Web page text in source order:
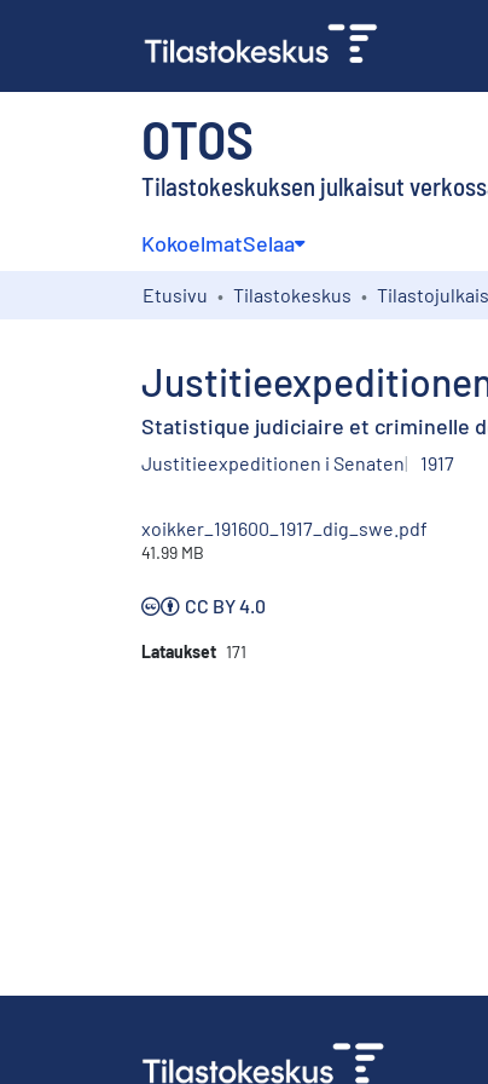
OTOS
Tilastokeskuksen julkaisut
KokoelmatSelaa
Etusivu Tilastokeskus
Statistique judiciaire et criminelle
Justitieexpeditionen i Senaten 1917
xoikker_191600_1917_dig_swe.pdf
41.99 MB
CC BY 4.0
Lataukset 171